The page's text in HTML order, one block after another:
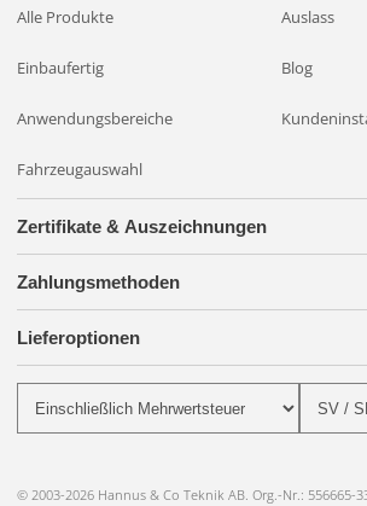
Alle Produkte Auslass
Einbaufertig Blog
Anwendungsbereiche
Fahrzeugauswahl
Zertifikate & Auszeichnungen
Zahlungsmethoden
Lieferoptionen
© 2003-2026 Hannus & Co Teknik AB. Org.-Nr.: 556665-